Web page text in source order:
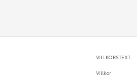
VILLKORSTEXT
Villkor